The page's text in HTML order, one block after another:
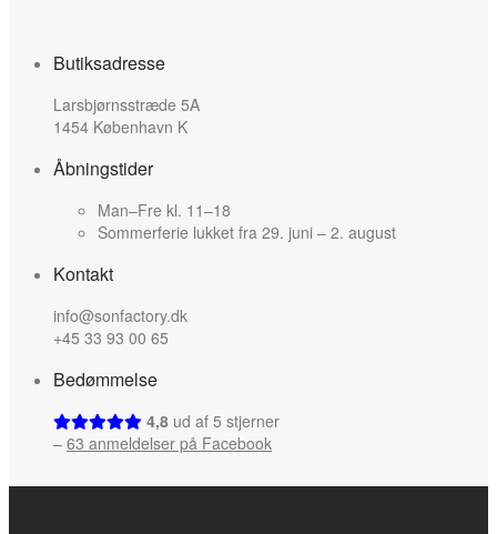
Butiksadresse
Larsbjørnsstræde 5A
1454 København K
Åbningstider
Man–Fre kl. 11–18
Sommerferie lukket fra 29. juni – 2. august
Kontakt
info@sonfactory.dk
+45 33 93 00 65
Bedømmelse
4,8 ud af 5 stjerner
– 63 anmeldelser på Facebook